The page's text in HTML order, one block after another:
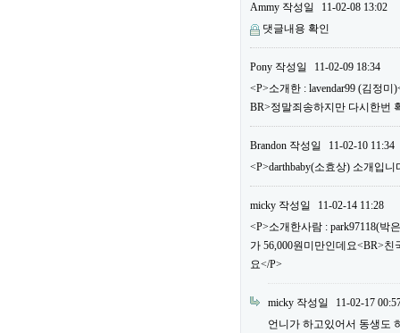
Ammy 작성일
11-02-08 13:02
댓글내용 확인
Pony 작성일
11-02-09 18:34
<P>소개한 : lavendar99 (김정
BR>정말죄송하지만 다시한번
Brandon 작성일
11-02-10 11:34
<P>darthbaby(소효상) 소개입니
micky 작성일
11-02-14 11:28
<P>소개한사람 : park97118(박
가 56,000원미만인데요<BR>
요</P>
micky 작성일
11-02-17
언니가 하고있어서 동생도